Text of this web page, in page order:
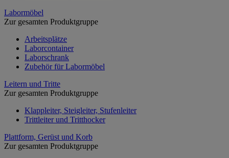
Labormöbel
Zur gesamten Produktgruppe
Arbeitsplätze
Laborcontainer
Laborschrank
Zubehör für Labormöbel
Leitern und Tritte
Zur gesamten Produktgruppe
Klappleiter, Steigleiter, Stufenleiter
Trittleiter und Tritthocker
Plattform, Gerüst und Korb
Zur gesamten Produktgruppe